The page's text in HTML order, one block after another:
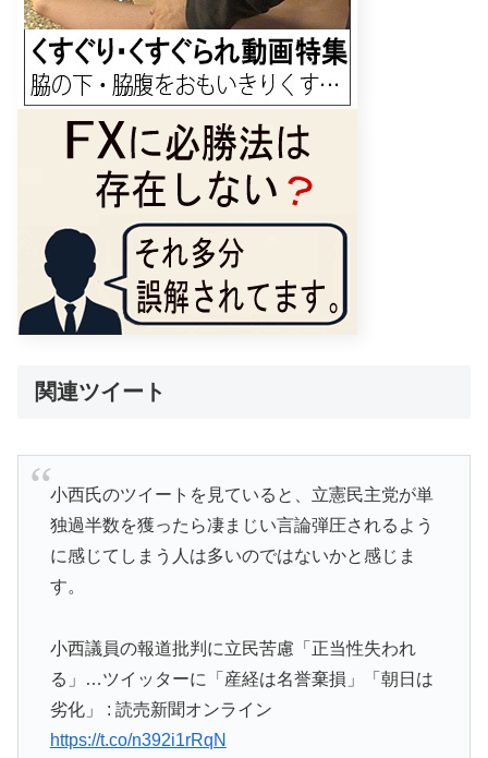
関連ツイート
小西氏のツイートを見ていると、立憲民主党が単
独過半数を獲ったら凄まじい言論弾圧されるよう
に感じてしまう人は多いのではないかと感じま
す。
小西議員の報道批判に立民苦慮「正当性失われ
る」…ツイッターに「産経は名誉棄損」「朝日は
劣化」 : 読売新聞オンライン
https://t.co/n392i1rRqN